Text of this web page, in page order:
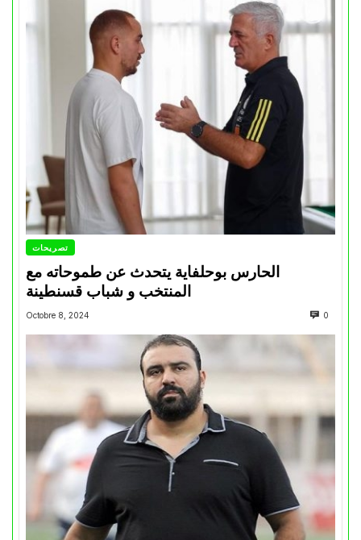
تصريحات
الحارس بوحلفاية يتحدث عن طموحاته مع
المنتخب و شباب قسنطينة
Octobre 8, 2024 0